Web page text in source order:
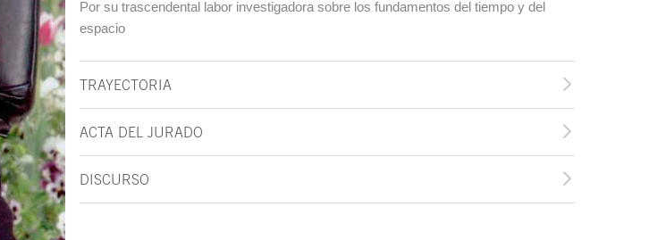
Por su trascendental labor investigadora sobre los fundamentos del tiempo y del
espacio
TRAYECTORIA
ACTA DEL JURADO
DISCURSO